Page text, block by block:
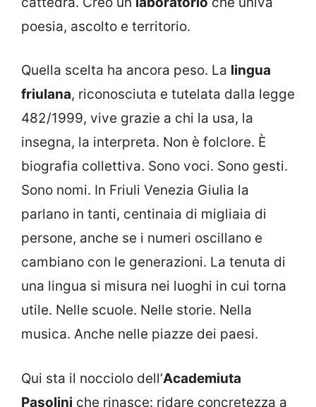
poesia, ascolto e territorio.
Quella scelta ha ancora peso. La lingua
friulana, riconosciuta e tutelata dalla legge
482/1999, vive grazie a chi la usa, la
insegna, la interpreta. Non è folclore. È
biografia collettiva. Sono voci. Sono gesti.
Sono nomi. In Friuli Venezia Giulia la
parlano in tanti, centinaia di migliaia di
persone, anche se i numeri oscillano e
cambiano con le generazioni. La tenuta di
una lingua si misura nei luoghi in cui torna
utile. Nelle scuole. Nelle storie. Nella
musica. Anche nelle piazze dei paesi.
Qui sta il nocciolo dell’Academiuta
Pasolini che rinasce: ridare concretezza a